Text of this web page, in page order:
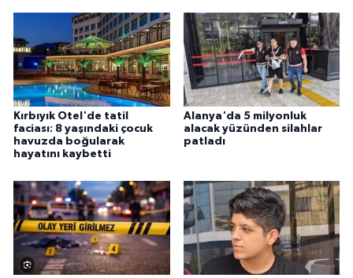
Kırbıyık Otel'de tatil
faciası: 8 yaşındaki çocuk
havuzda boğularak
hayatını kaybetti
Alanya'da 5 milyonluk
alacak yüzünden silahlar
patladı